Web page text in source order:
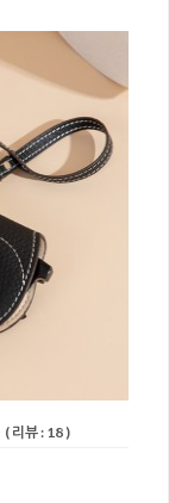
( 리뷰 : 18 )